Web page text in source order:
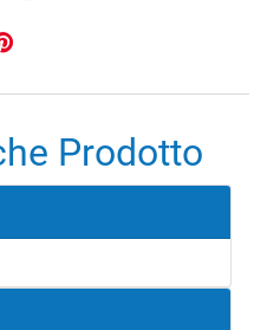
Prodotto